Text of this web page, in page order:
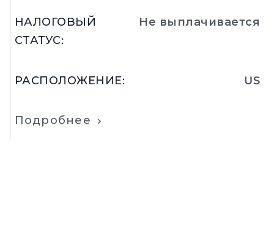
НАЛОГОВЫЙ
СТАТУС:
Не выплачивается
РАСПОЛОЖЕНИЕ: US
Подробнее